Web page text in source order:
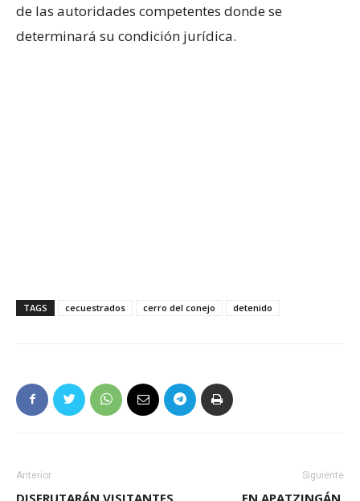
de las autoridades competentes donde se
determinará su condición jurídica.
TAGS cecuestrados cerro del conejo detenido
Anterior
DISFRUTARÁN VISITANTES
Siguiente
EN APATZINGÁN,